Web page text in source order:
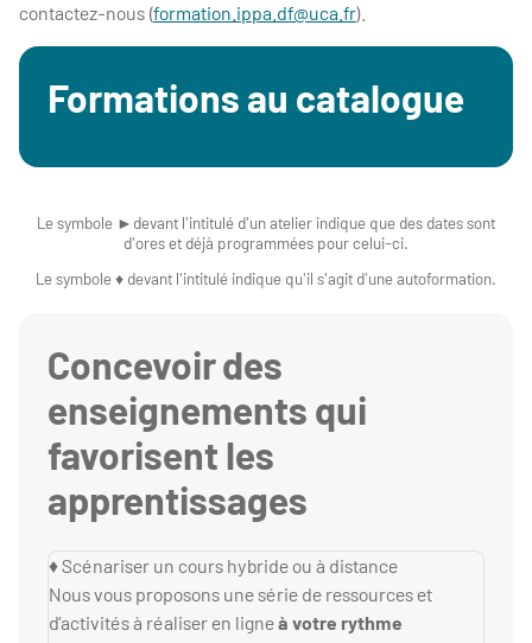
contactez-nous (formation.ippa.df@uca.fr).
Formations au catalogue
Le symbole ►devant l'intitulé d'un atelier indique que des dates sont
d'ores et déjà programmées pour celui-ci.
Le symbole ♦ devant l'intitulé indique qu'il s'agit d'une autoformation.
Concevoir des
enseignements qui
favorisent les
apprentissages
♦ Scénariser un cours hybride ou à distance
Nous vous proposons une série de ressources et
d’activités à réaliser en ligneà votre rythme